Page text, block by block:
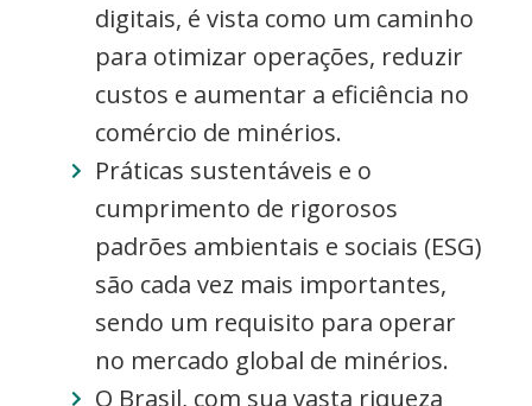
digitais, é vista como um caminho
para otimizar operações, reduzir
custos e aumentar a eficiência no
comércio de minérios.
Práticas sustentáveis e o
cumprimento de rigorosos
padrões ambientais e sociais (ESG)
são cada vez mais importantes,
sendo um requisito para operar
no mercado global de minérios.
O Brasil, com sua vasta riqueza